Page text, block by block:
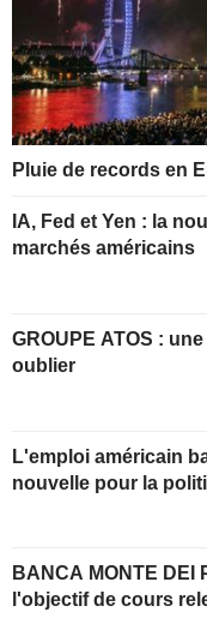
Pluie de records en
IA, Fed et Yen : la
marchés américains
GROUPE ATOS : une nouvelle année à
oublier
L'emploi américain
nouvelle pour la
BANCA MONTE DEI
l'objectif de cours